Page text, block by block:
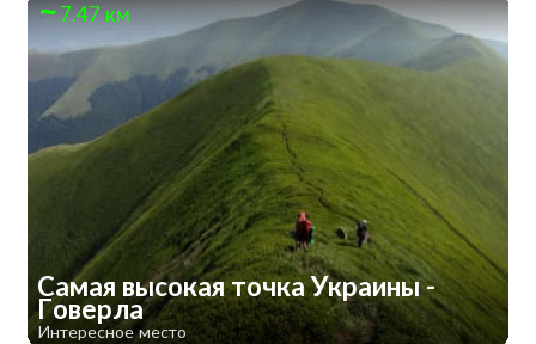
7.47 км
Самая высокая точка Украины -
Говерла
Интересное место